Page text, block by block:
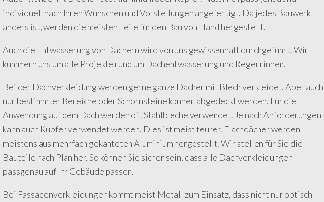
individuell nach Ihren Wünschen und Vorstellungen angefertigt. Da jedes Bauwerk
anders ist, werden die meisten Teile für den Bau von Hand hergestellt.
Auch die Entwässerung von Dächern wird von uns gewissenhaft durchgeführt. Wir
kümmern uns um alle Projekte rund um Dachentwässerung und Regenrinnen.
Bei der Dachverkleidung werden gerne ganze Dächer mit Blech verkleidet. Aber auch
nur bestimmter Bereiche oder Schornsteine können abgedeckt werden. Für die
Anwendung auf dem Dach werden oft Stahlbleche verwendet. Je nach Anforderungen
kann auch Kupfer verwendet werden. Dies ist meist teurer. Flachdächer werden
meistens aus mehrfach gekanteten Aluminium hergestellt. Wir stellen für Sie die
Bauteile nach Plan her. So können Sie sicher sein, dass alle Dachverkleidungen
passgenau auf Ihr Gebäude passen.
Bei Fassadenverkleidungen kommt meist Metall zum Einsatz, dass nicht nur optisch